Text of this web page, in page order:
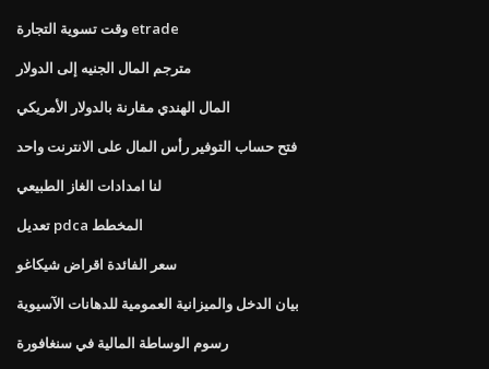
وقت تسوية التجارة etrade
مترجم المال الجنيه إلى الدولار
المال الهندي مقارنة بالدولار الأمريكي
فتح حساب التوفير رأس المال على الانترنت واحد
لنا امدادات الغاز الطبيعي
تعديل pdca المخطط
سعر الفائدة اقراض شيكاغو
بيان الدخل والميزانية العمومية للدهانات الآسيوية
رسوم الوساطة المالية في سنغافورة